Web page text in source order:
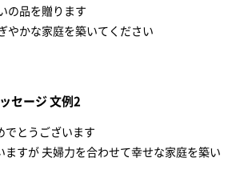
の品を贈ります
やかな家庭を築いてください
セージ 文例2
でとうございます
すが 夫婦力を合わせて幸せな家庭を築い